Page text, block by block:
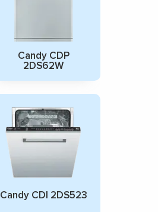
Candy CDP
2DS62W
Candy CDI 2DS523